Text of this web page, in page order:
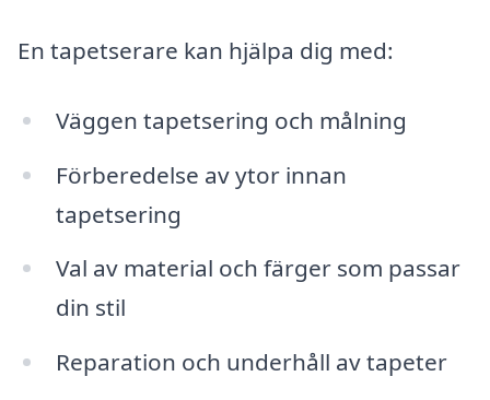
En tapetserare kan hjälpa dig med:
Väggen tapetsering och målning
Förberedelse av ytor innan
tapetsering
Val av material och färger som passar
din stil
Reparation och underhåll av tapeter